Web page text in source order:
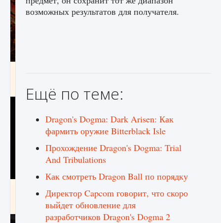
Как получить Thunder Egg в Stardew Valley
9 августа 2024 1 244
возможных результатов для получателя.
Ещё по теме:
Dragon's Dogma: Dark Arisen: Как
фармить оружие Bitterblack Isle
Прохождение Dragon's Dogma: Trial
And Tribulations
Как смотреть Dragon Ball по порядку
Директор Capcom говорит, что скоро
выйдет обновление для
разработчиков Dragon's Dogma 2